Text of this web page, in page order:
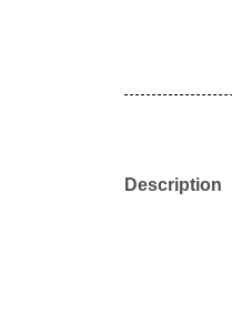
Description